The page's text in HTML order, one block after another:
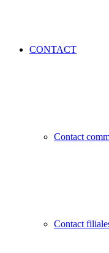
CONTACT
Contact
Contact